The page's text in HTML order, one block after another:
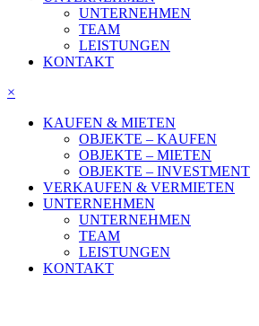
UNTERNEHMEN
TEAM
LEISTUNGEN
KONTAKT
×
KAUFEN & MIETEN
OBJEKTE – KAUFEN
OBJEKTE – MIETEN
OBJEKTE – INVESTMENT
VERKAUFEN & VERMIETEN
UNTERNEHMEN
UNTERNEHMEN
TEAM
LEISTUNGEN
KONTAKT